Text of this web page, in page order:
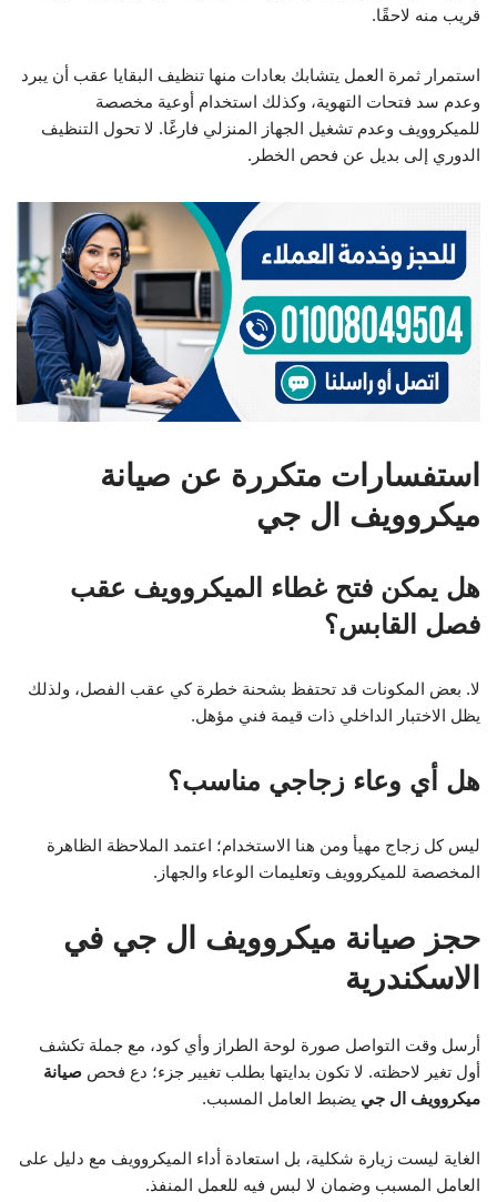
قريب منه لاحقًا.
استمرار ثمرة العمل يتشابك بعادات منها تنظيف البقايا عقب أن يبرد
وعدم سد فتحات التهوية، وكذلك استخدام أوعية مخصصة
للميكروويف وعدم تشغيل الجهاز المنزلي فارغًا. لا تحول التنظيف
الدوري إلى بديل عن فحص الخطر.
استفسارات متكررة عن صيانة
ميكروويف ال جي
هل يمكن فتح غطاء الميكروويف عقب
فصل القابس؟
لا. بعض المكونات قد تحتفظ بشحنة خطرة كي عقب الفصل، ولذلك
يظل الاختبار الداخلي ذات قيمة فني مؤهل.
هل أي وعاء زجاجي مناسب؟
ليس كل زجاج مهيأ ومن هنا الاستخدام؛ اعتمد الملاحظة الظاهرة
المخصصة للميكروويف وتعليمات الوعاء والجهاز.
حجز صيانة ميكروويف ال جي في
الاسكندرية
أرسل وقت التواصل صورة لوحة الطراز وأي كود، مع جملة تكشف
أول تغير لاحظته. لا تكون بدايتها بطلب تغيير جزء؛ دع فحص صيانة
ميكروويف ال جي يضبط العامل المسبب.
الغاية ليست زيارة شكلية، بل استعادة أداء الميكروويف مع دليل على
العامل المسبب وضمان لا لبس فيه للعمل المنفذ.